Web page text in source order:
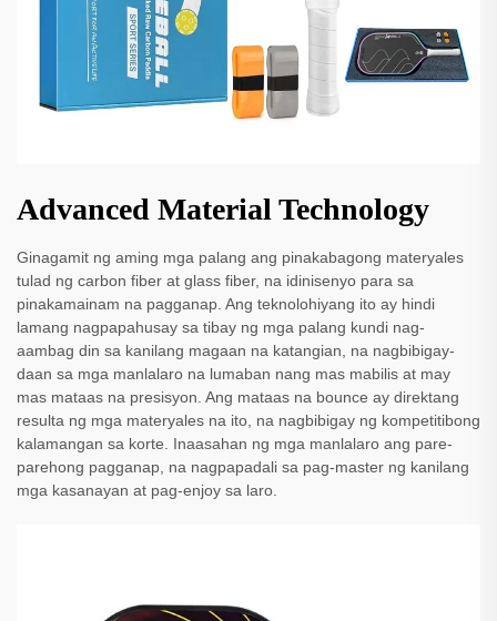
Advanced Material Technology
Ginagamit ng aming mga palang ang pinakabagong materyales
tulad ng carbon fiber at glass fiber, na idinisenyo para sa
pinakamainam na pagganap. Ang teknolohiyang ito ay hindi
lamang nagpapahusay sa tibay ng mga palang kundi nag-
aambag din sa kanilang magaan na katangian, na nagbibigay-
daan sa mga manlalaro na lumaban nang mas mabilis at may
mas mataas na presisyon. Ang mataas na bounce ay direktang
resulta ng mga materyales na ito, na nagbibigay ng kompetitibong
kalamangan sa korte. Inaasahan ng mga manlalaro ang pare-
parehong pagganap, na nagpapadali sa pag-master ng kanilang
mga kasanayan at pag-enjoy sa laro.